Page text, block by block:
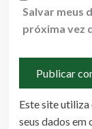
Salvar meus
próxima vez
Este site
seus dados em